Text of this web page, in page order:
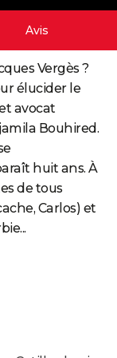
Avis
Vergès ?
élucider le
avocat
Bouhired.
huit ans. À
de tous
Carlos) et